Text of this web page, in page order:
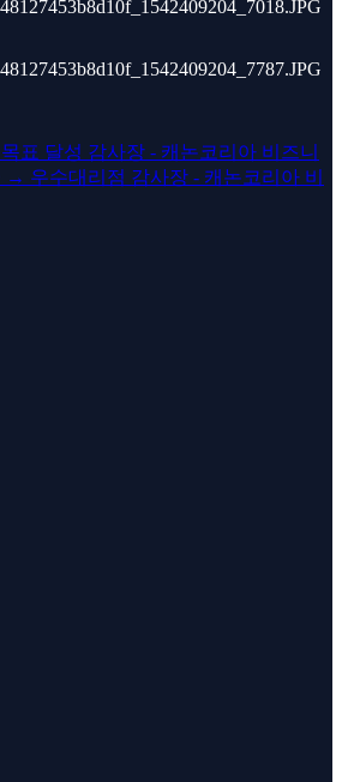
표 달성 감사장 - 캐논코리아 비즈니
→ 우수대리점 감사장 - 캐논코리아 비